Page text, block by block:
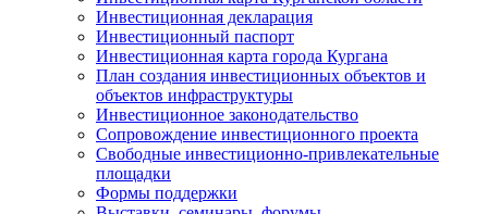
Инвестиционная декларация
Инвестиционный паспорт
Инвестиционная карта города Кургана
План создания инвестиционных объектов и
объектов инфраструктуры
Инвестиционное законодательство
Сопровождение инвестиционного проекта
Свободные инвестиционно-привлекательные
площадки
Формы поддержки